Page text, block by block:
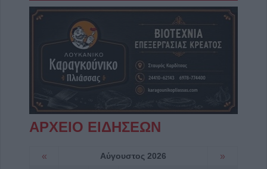
ΑΡΧΕΙΟ ΕΙΔΗΣΕΩΝ
« Αύγουστος 2026 »